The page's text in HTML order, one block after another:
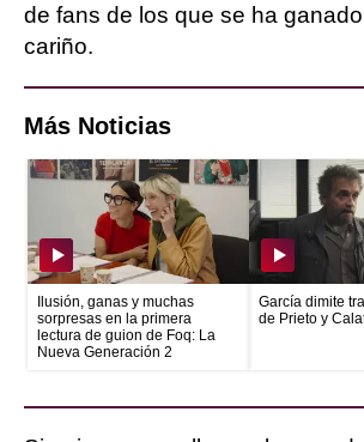
de fans de los que se ha ganado
cariño.
Más Noticias
Ilusión, ganas y muchas
sorpresas en la primera
lectura de guion de Foq: La
Nueva Generación 2
García dimite
de Prieto y